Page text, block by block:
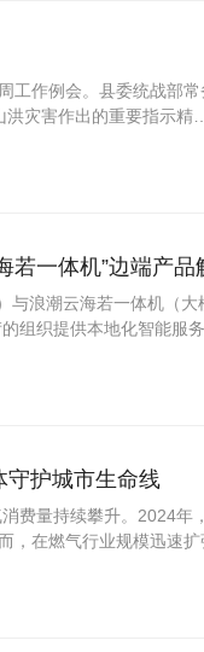
作例会。县委统战部
洪灾害作出的重要指示精
若一体机”边端产品
浪潮云海若一体机（
组织提供本地化智能服
守护城市生命线
费量持续攀升。2024年
，在燃气行业规模迅速